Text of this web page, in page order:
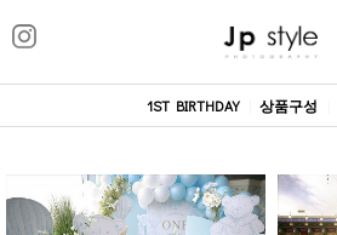
1ST BIRTHDAY| 상품구성